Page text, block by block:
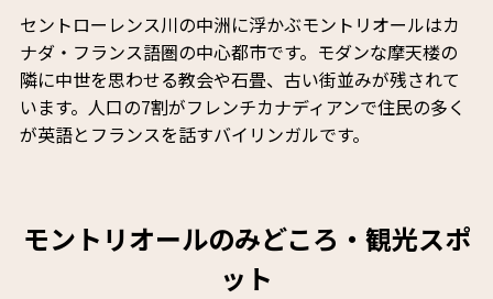
セントローレンス川の中洲に浮かぶモントリオールはカ
ナダ・フランス語圏の中心都市です。モダンな摩天楼の
隣に中世を思わせる教会や石畳、古い街並みが残されて
います。人口の7割がフレンチカナディアンで住民の多く
が英語とフランスを話すバイリンガルです。
モントリオールのみどころ・観光スポ
ット